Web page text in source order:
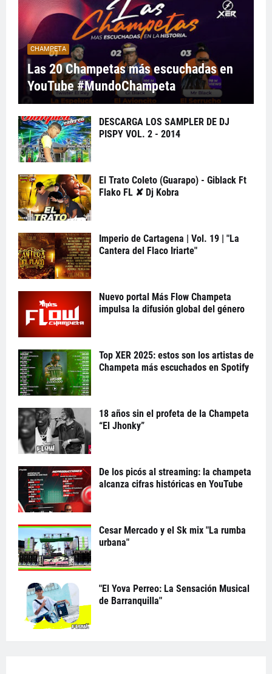
CHAMPETA
Las 20 Champetas más escuchadas en
YouTube #MundoChampeta
DESCARGA LOS SAMPLER DE DJ
PISPY VOL. 2 - 2014
El Trato Coleto (Guarapo) - Giblack Ft
Flako FL ✘ Dj Kobra
Imperio de Cartagena | Vol. 19 | "La
Cantera del Flaco Iriarte"
Nuevo portal Más Flow Champeta
impulsa la difusión global del género
Top XER 2025: estos son los artistas de
Champeta más escuchados en Spotify
18 años sin el profeta de la Champeta
“El Jhonky”
De los picós al streaming: la champeta
alcanza cifras históricas en YouTube
Cesar Mercado y el Sk mix "La rumba
urbana"
"El Yova Perreo: La Sensación Musical
de Barranquilla"